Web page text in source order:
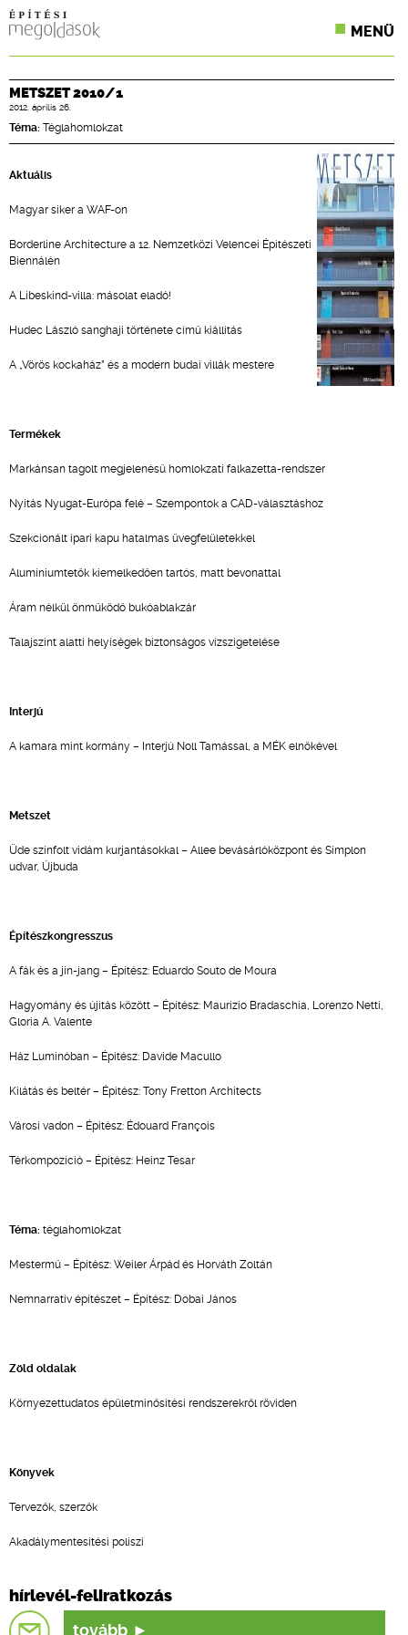
MENÜ
METSZET 2010/1
2012. április 26.
Téma: Téglahomlokzat
Aktuális
Magyar siker a WAF-on
Borderline Architecture a 12. Nemzetközi Velencei Építészeti
Biennálén
A Libeskind-villa: másolat eladó!
Hudec László sanghaji története című kiállítás
A „Vörös kockaház” és a modern budai villák mestere
Termékek
Markánsan tagolt megjelenésű homlokzati falkazetta-rendszer
Nyitás Nyugat-Európa felé – Szempontok a CAD-választáshoz
Szekcionált ipari kapu hatalmas üvegfelületekkel
Alumíniumtetők kiemelkedően tartós, matt bevonattal
Áram nélkül önműködő bukóablakzár
Talajszint alatti helyiségek biztonságos vízszigetelése
Interjú
A kamara mint kormány – Interjú Noll Tamással, a MÉK elnökével
Metszet
Üde színfolt vidám kurjantásokkal – Allee bevásárlóközpont és Simplon
udvar, Újbuda
Építészkongresszus
A fák és a jin-jang – Építész: Eduardo Souto de Moura
Hagyomány és újítás között – Építész: Maurizio Bradaschia, Lorenzo Netti,
Gloria A. Valente
Ház Luminóban – Építész: Davide Macullo
Kilátás és beltér – Építész: Tony Fretton Architects
Városi vadon – Építész: Édouard François
Térkompozíció – Építész: Heinz Tesar
Téma: téglahomlokzat
Mestermű – Építész: Weiler Árpád és Horváth Zoltán
Nemnarratív építészet – Építész: Dobai János
Zöld oldalak
Környezettudatos épületminősítési rendszerekről röviden
Könyvek
Tervezők, szerzők
Akadálymentesítési poliszi
hírlevél-feliratkozás
tovább